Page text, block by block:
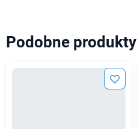
Podobne produkty